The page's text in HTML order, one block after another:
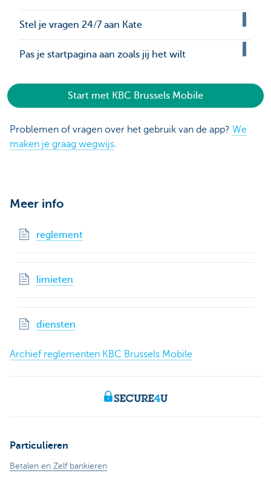
Stel je vragen 24/7 aan Kate
Pas je startpagina aan zoals jij het wilt
Start met KBC Brussels Mobile
Problemen of vragen over het gebruik van de app? We
maken je graag wegwijs.
Meer info
reglement
limieten
diensten
Archief reglementen KBC Brussels Mobile
Particulieren
Betalen en Zelf bankieren